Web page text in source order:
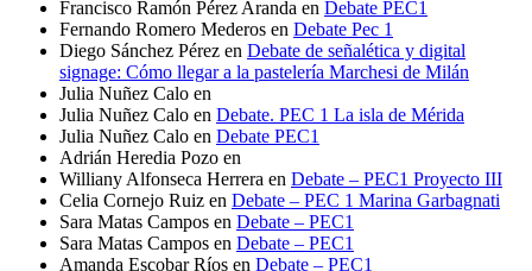
Francisco Ramón Pérez Aranda en Debate PEC1
Fernando Romero Mederos en Debate Pec 1
Diego Sánchez Pérez en Debate de señalética y digital
signage: Cómo llegar a la pastelería Marchesi de Milán
Julia Nuñez Calo en
Julia Nuñez Calo en Debate. PEC 1 La isla de Mérida
Julia Nuñez Calo en Debate PEC1
Adrián Heredia Pozo en
Williany Alfonseca Herrera en Debate – PEC1 Proyecto III
Celia Cornejo Ruiz en Debate – PEC 1 Marina Garbagnati
Sara Matas Campos en Debate – PEC1
Sara Matas Campos en Debate – PEC1
Amanda Escobar Ríos en Debate – PEC1